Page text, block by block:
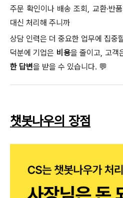
주문 확인이나 배송 조회, 교환·반
대신 처리해 주니까
상담 인력은 더 중요한 업무에 집중
덕분에 기업은 비용을 줄이고, 고객
한 답변을 받을 수 있습니다. 💬
챗봇나우의 장점